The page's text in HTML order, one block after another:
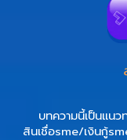
บทความนี้เป็นแน
สินเชื่อsme/เงินกู้